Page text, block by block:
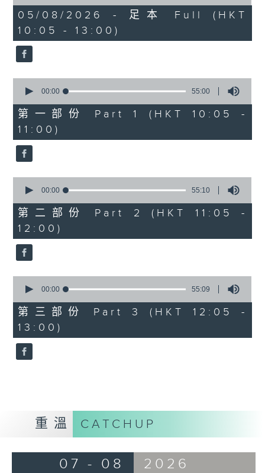
2
hours,
44
minutes,
59
seconds
05/08/2026 - 足本 Full (HKT
10:05 - 13:00)
seconds
55
minutes,
0
seconds
00:00 55:00
第一部份 Part 1 (HKT 10:05 -
11:00)
seconds
55
minutes,
10
seconds
00:00 55:10
第二部份 Part 2 (HKT 11:05 -
12:00)
seconds
55
minutes,
9
seconds
00:00 55:09
第三部份 Part 3 (HKT 12:05 -
13:00)
重溫 CATCHUP
07 - 08 2026